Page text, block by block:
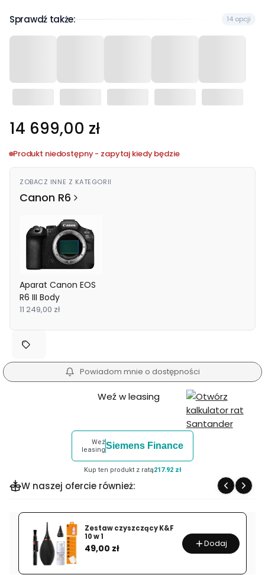
Sprawdź także: 14 opcji
Cena
14 699,00 zł
Produkt niedostępny - zapytaj kiedy będzie
ZOBACZ INNE Z KATEGORII
Canon R6
Aparat Canon EOS
R6 III Body
11 249,00 zł
Powiadom mnie o dostępności
Weź w leasing
Weź
leasingSiemens Finance
Kup ten produkt z ratą217.92 zł
W naszej ofercie również:
Zestaw czyszczący K&F
10 w 1
Cena
49,00 zł Dodaj